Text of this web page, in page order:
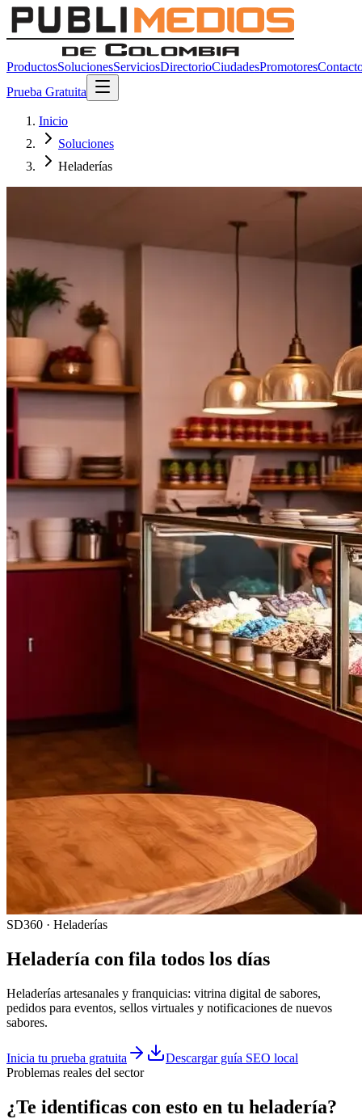
ProductosSolucionesServiciosDirectorioCiudadesPromotores
Prueba Gratuita
Inicio
Soluciones
Heladerías
SD360 · Heladerías
Heladería con fila todos los días
Heladerías artesanales y franquicias: vitrina digital de sabores,
pedidos para eventos, sellos virtuales y notificaciones de nuevos
sabores.
Inicia tu prueba gratuita
Descargar guía SEO local
Problemas reales del sector
¿Te identificas con esto en tu heladería?